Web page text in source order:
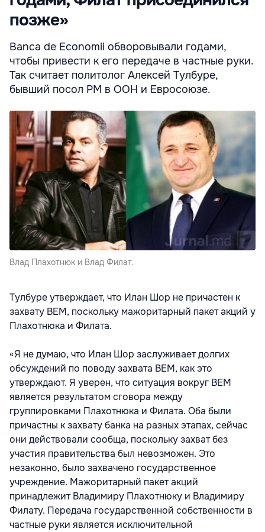
позже»
Banca de Economii обворовывали годами,
чтобы привести к его передаче в частные руки.
Так считает политолог Алексей Тулбуре,
бывший посол РМ в ООН и Евросоюзе.
Влад Плахотнюк и Влад Филат.
Тулбуре утверждает, что Илан Шор не причастен к
захвату BEM, поскольку мажоритарный пакет акций у
Плахотнюка и Филата.
«Я не думаю, что Илан Шор заслуживает долгих
обсуждений по поводу захвата BEM, как это
утверждают. Я уверен, что ситуация вокруг BEM
является результатом сговора между
группировками Плахотнюка и Филата. Оба были
причастны к захвату банка на разных этапах, сейчас
они действовали сообща, поскольку захват без
участия правительства был невозможен. Это
незаконно, было захвачено государственное
учреждение. Мажоритарный пакет акций
принадлежит Владимиру Плахотнюку и Владимиру
Филату. Передача государственной собственности в
частные руки является исключительной